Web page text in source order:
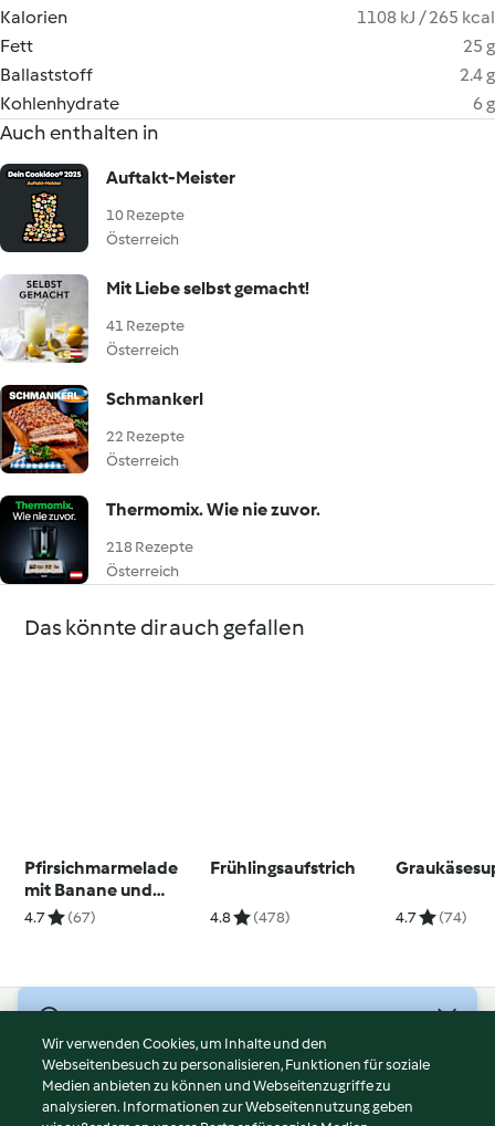
Kalorien
1108 kJ / 265 kcal
Fett
25 g
Ballaststoff
2.4 g
Kohlenhydrate
6 g
Auch enthalten in
Auftakt-Meister
10 Rezepte
Österreich
Mit Liebe selbst gemacht!
41 Rezepte
Österreich
Schmankerl
22 Rezepte
Österreich
Thermomix. Wie nie zuvor.
218 Rezepte
Österreich
Das könnte dir auch gefallen
Pfirsichmarmelade
mit Banane und
Thymian
4.7 (67)
Frühlingsaufstrich
4.8 (478) 4.7 (74)
Nutzungsbedingungen
Datenschutzrichtlinien
Wir verwenden Cookies, um Inhalte und den
Webseitenbesuch zu personalisieren, Funktionen für soziale
Medien anbieten zu können und Webseitenzugriffe zu
analysieren. Informationen zur Webseitennutzung geben